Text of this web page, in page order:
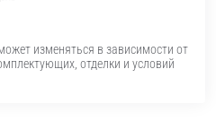
изменяться в зависимости от
отделки и условий